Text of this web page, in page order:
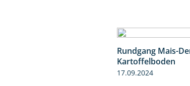
Rundgang Mais-
Kartoffelboden
17.09.2024